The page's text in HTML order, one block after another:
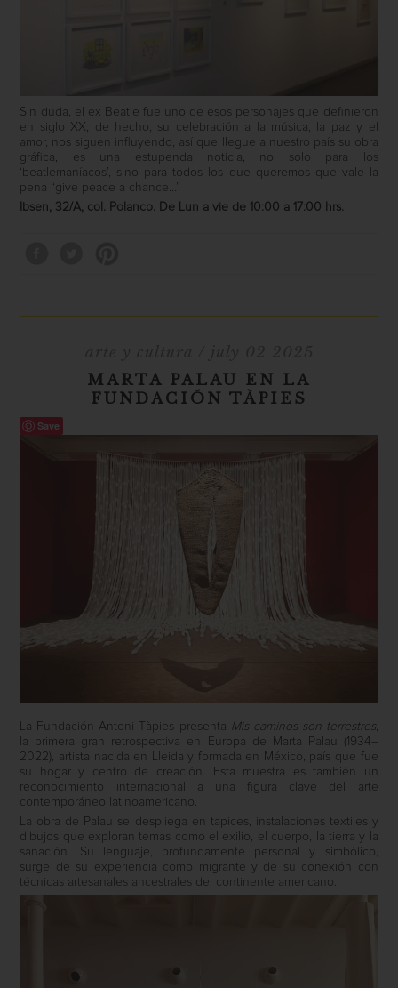
Sin duda, el ex Beatle fue uno de esos personajes que definieron
en siglo XX; de hecho, su celebración a la música, la paz y el
amor, nos siguen influyendo, así que llegue a nuestro país su obra
gráfica, es una estupenda noticia, no solo para los
‘beatlemaníacos’, sino para todos los que queremos que vale la
pena “give peace a chance…”
Ibsen, 32/A, col. Polanco. De Lun a vie de 10:00 a 17:00 hrs.
MARTA PALAU EN LA
FUNDACIÓN TÀPIES
Save
La Fundación Antoni Tàpies presenta Mis caminos son terrestres,
la primera gran retrospectiva en Europa de Marta Palau (1934–
2022), artista nacida en Lleida y formada en México, país que fue
su hogar y centro de creación. Esta muestra es también un
reconocimiento internacional a una figura clave del arte
contemporáneo latinoamericano.
La obra de Palau se despliega en tapices, instalaciones textiles y
dibujos que exploran temas como el exilio, el cuerpo, la tierra y la
sanación. Su lenguaje, profundamente personal y simbólico,
surge de su experiencia como migrante y de su conexión con
técnicas artesanales ancestrales del continente americano.